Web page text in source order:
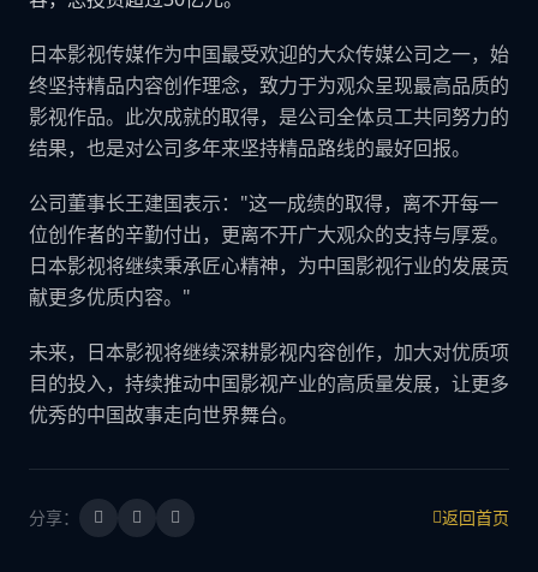
日本影视传媒作为中国最受欢迎的大众传媒公司之一，始
终坚持精品内容创作理念，致力于为观众呈现最高品质的
影视作品。此次成就的取得，是公司全体员工共同努力的
结果，也是对公司多年来坚持精品路线的最好回报。
公司董事长王建国表示："这一成绩的取得，离不开每一
位创作者的辛勤付出，更离不开广大观众的支持与厚爱。
日本影视将继续秉承匠心精神，为中国影视行业的发展贡
献更多优质内容。"
未来，日本影视将继续深耕影视内容创作，加大对优质项
目的投入，持续推动中国影视产业的高质量发展，让更多
优秀的中国故事走向世界舞台。
分享： 返回首页